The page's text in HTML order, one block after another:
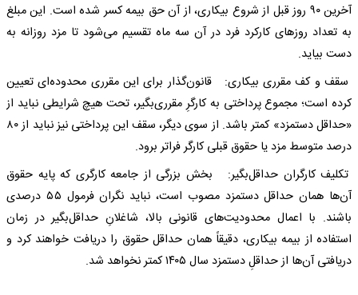
آخرین ۹۰ روز قبل از شروع بیکاری، از آن حق بیمه کسر شده است. این مبلغ
به تعداد روزهای کارکرد فرد در آن سه ماه تقسیم می‌شود تا مزد روزانه به
دست بیاید.
سقف و کف مقرری بیکاری: قانون‌گذار برای این مقرری محدوده‌ای تعیین
کرده است؛ مجموع پرداختی به کارگرِ مقرری‌بگیر، تحت هیچ شرایطی نباید از
«حداقل دستمزد» کمتر باشد. از سوی دیگر، سقف این پرداختی نیز نباید از ۸۰
درصد متوسط مزد یا حقوق قبلی کارگر فراتر برود.
تکلیف کارگران حداقل‌بگیر: بخش بزرگی از جامعه کارگری که پایه حقوق
آن‌ها همان حداقل دستمزد مصوب است، نباید نگران فرمول ۵۵ درصدی
باشند. با اعمال محدودیت‌های قانونی بالا، شاغلانِ حداقل‌بگیر در زمان
استفاده از بیمه بیکاری، دقیقاً همان حداقل حقوق را دریافت خواهند کرد و
دریافتی آن‌ها از حداقلِ دستمزد سال ۱۴۰۵ کمتر نخواهد شد.